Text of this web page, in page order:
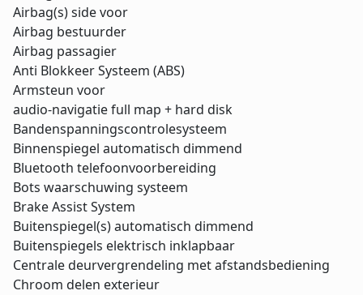
Airbag(s) side voor
Airbag bestuurder
Airbag passagier
Anti Blokkeer Systeem (ABS)
Armsteun voor
audio-navigatie full map + hard disk
Bandenspanningscontrolesysteem
Binnenspiegel automatisch dimmend
Bluetooth telefoonvoorbereiding
Bots waarschuwing systeem
Brake Assist System
Buitenspiegel(s) automatisch dimmend
Buitenspiegels elektrisch inklapbaar
Centrale deurvergrendeling met afstandsbediening
Chroom delen exterieur